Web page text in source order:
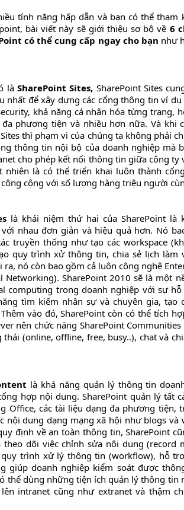
tính năng hấp dẫn và bạn có thể tham
bài viết này sẽ giới thiệu sơ bộ về 6
có thể cung cấp ngay cho bạn như
là SharePoint Sites, SharePoint Sites
nhất để xây dựng các cổng thông tin ví
khả năng cá nhân hóa từng trang,
phương tiện và nhiều hơn nữa. Và khi
thì phạm vi của chúng ta không phải
thông tin nội bộ của doanh nghiệp mà
cho phép kết nối thông tin giữa công ty
nhiên là có thể triển khai luôn thành
cộng với số lượng hàng triệu người
là khái niệm thứ hai của SharePoint là
nhau đơn giản và hiệu quả hơn. Nó
truyền thống như tạo các workspace
quy trình xử thông tin, chia sẻ lịch làm
ra, nó còn bao gồm cả luôn công nghệ
Networking). SharePoint 2010 sẽ là một
computing trong doanh nghiệp với sự
tìm kiếm nhân sự và chuyên gia, tạo
vào đó, SharePoint còn có thể tích
nên chức năng SharePoint
(online, offline, free, busy..), chat và
là khả năng quản lý thông tin
hợp nội dung. SharePoint quản lý tất
Office, các tài liệu dạng đa phương tiện,
nội dung dạng mạng xã hội như blogs và
định về an toàn thông tin, SharePoint
theo dõi việc chỉnh sửa nội dung (record
trình xử lý thông tin (workflow), hỗ
giúp doanh nghiệp kiểm soát được
thể dùng những tiện ích quản lý thông tin
intranet cũng như extranet và thậm